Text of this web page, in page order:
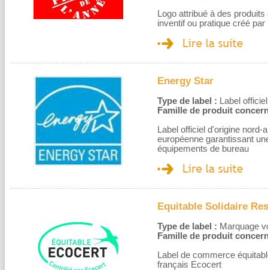
Logo attribué à des
inventif ou pratique créé
Energy Star
Type de label : Label officiel
Famille de produit
Label officiel d'origine
européenne garantissant
équipements de bureau
Equitable Solidaire
Type de label : Marquage
Famille de produit
Label de commerce
français Ecocert